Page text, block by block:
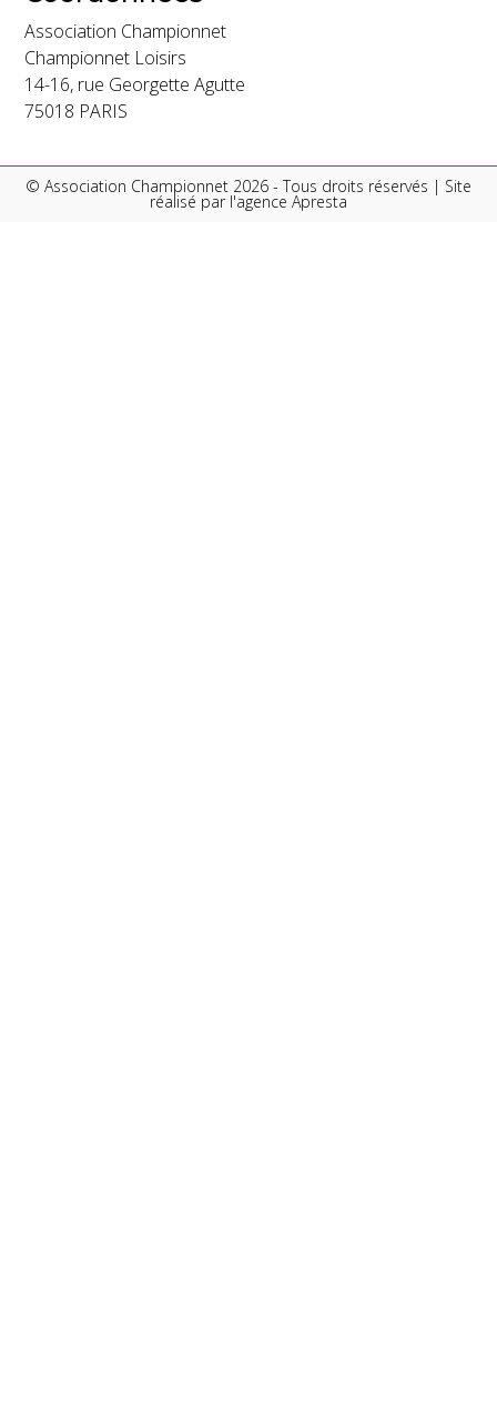
Association Championnet
Championnet Loisirs
14-16, rue Georgette Agutte
75018 PARIS
© Association Championnet 2026 - Tous droits réservés | Site
réalisé par l'agence Apresta